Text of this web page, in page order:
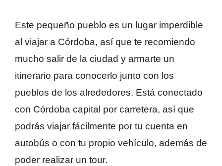
Este pequeño pueblo es un lugar imperdible
al viajar a Córdoba, así que te recomiendo
mucho salir de la ciudad y armarte un
itinerario para conocerlo junto con los
pueblos de los alrededores. Está conectado
con Córdoba capital por carretera, así que
podrás viajar fácilmente por tu cuenta en
autobús o con tu propio vehículo, además de
poder realizar un tour.